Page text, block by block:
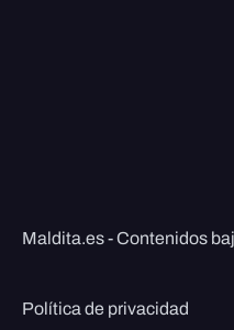
Maldita.es - Contenidos
Política de privacidad